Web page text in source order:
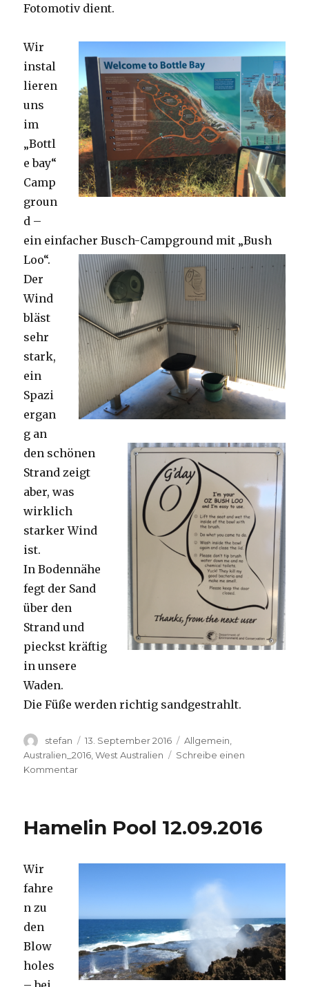
Fotomotiv dient.
Wir
instal
lieren
uns
im
„Bottl
e bay“
Camp
groun
d –
ein einfacher Busch-Campground mit „Bush
Loo“.
Der
Wind
bläst
sehr
stark,
ein
Spazi
ergan
g an
den schönen
Strand zeigt
aber, was
wirklich
starker Wind
ist.
In Bodennähe
fegt der Sand
über den
Strand und
pieckst kräftig
in unsere
Waden.
Die Füße werden richtig sandgestrahlt.
Autor
stefan
Veröffentlicht
am
13. September 2016 Kategorien
Allgemein
Australien_2016 ,West Australien
Schreibe einen
Kommentarzu
Hamelin Pool 12.09.2016
Wir
fahre
n zu
den
Blow
holes